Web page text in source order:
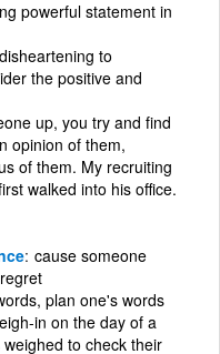
powerful statement in
to
the positive and
up, you try and find
opinion of them,
of them. My recruiting
walked into his office.
cause someone
plan one's words
in on the day of a
to check their